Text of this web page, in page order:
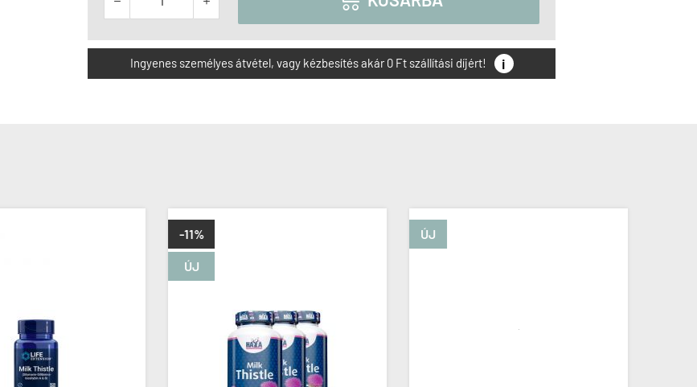
Ingyenes személyes átvétel, vagy kézbesítés akár 0 Ft szállítási díjért! i
ÚJ
-11% ÚJ